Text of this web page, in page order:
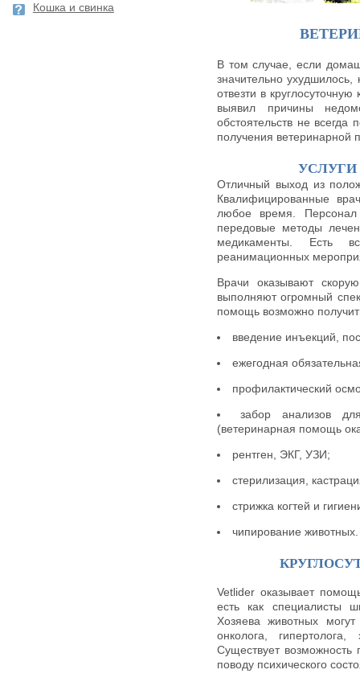
В том случае, если
значительно
отвезти в
выявил причины
обстоятельств не всегда
получения ветеринарной
УСЛУГИ
Отличный выход из
Квалифицированные
любое время. Персонал
передовые методы
медикаменты. Есть
реанимационных
Врачи оказывают
выполняют огромный
помощь возможно
введение инъекций,
ежегодная
профилактический
забор анализов
(ветеринарная помощь
рентген, ЭКГ, УЗИ;
стерилизация,
стрижка когтей и
чипирование животных.
Vetlider оказывает
есть как специалисты
Хозяева животных могут
онколога,
Существует возможность
поводу психического
Кошка и свинка